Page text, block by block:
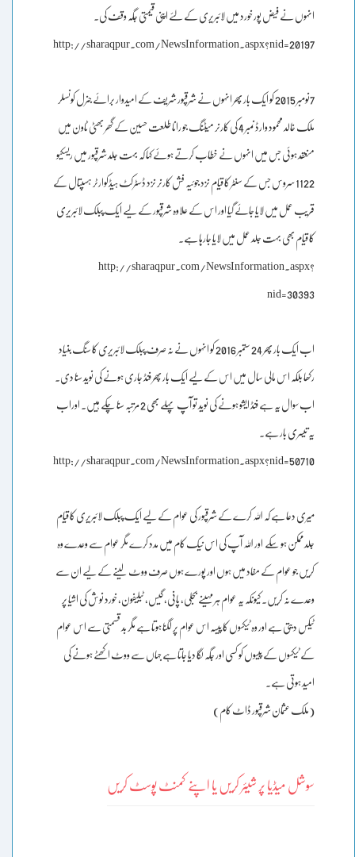
انہوں نے فیض پور خورد میں لائبریری کے لئے اپنی قیمتی جگہ وقف کی۔
http://sharaqpur.com/NewsInformation.aspx?nid=20197
7نومبر 2015 کو ایک بار پھر انہوں نے شرقپور شریف کے امیدوار برائے جنرل کونسلر
ملک خالد محمود وارڈ نمبر 4 کی کارنر میٹنگ جو رانا طلعت حسین کے گھر بھٹی ٹاون میں
منعقد ہوئی جس میں انہوں نے خطاب کرتے ہوئے کہا کہ بہت جلد شرقپور میں ریسکیو
1122 سروس جس کے سنٹر کا قیام نزد جوئیہ فش کارنر نزد ڈسٹرکٹ ہیڈکوارٹر ہسپتال کے
قریب عمل میں لایا جائے گیا اور اس کے علاوہ شرقپور کے لیے ایک پبلک لائبریری
کا قیام بھی بہت جلد عمل میں لایا جارہا ہے۔
http://sharaqpur.com/NewsInformation.aspx?
nid=30393
اب ایک بار پھر 24 ستمبر 2016 کو انہوں نے نہ صرف پبلک لائبریری کا سنگ بنیاد
رکھا بلکہ اس مالی سال میں اس کے لیے ایک بار پھر فنڈ جاری ہونے کی نوید سنا دی۔
اب سوال یہ ہے فنڈ ایشو ہونے کی نوید تو آپ پہلے بھی 2 مرتبہ سنا چکے ہیں۔ اوراب
یہ تیسری بار ہے۔
http://sharaqpur.com/NewsInformation.aspx?nid=50710
میری دعا ہے کہ اللہ کرے کے شرقپور کی عوام کے لیے ایک پبلک لائبریری کا قیام
جلد ممکن ہو سکے اور اللہ آپ کی اس نیک کام میں مدد کرے مگر عوام سے وعدے وہ
کریں جو عوام کے مفاد میں ہوں اور پورے ہوں صرف ووٹ لینے کے لیے ان سے
وعدے نہ کریں۔ کیونکہ یہ عوام ہر مہینے بجلی، پانی، گیس، ٹیلیفون، خورد نوش کی اشیا پر
ٹیکس دیتی ہے اور وہ ٹیکسوں کا پیسہ اس عوام پر لگنا ہوتا ہے مگر بد قسمتی سے اس عوام
کے ٹیکسوں کے پیسوں کو کسی اور جگہ لگا دیا جاتا ہے جہاں سے ووٹ اکھٹے ہونے کی
امید ہوتی ہے۔
(ملک عثمان شرقپور ڈاٹ کام)
سوشل میڈیا پر شیئر کریں یا اپنے کمنٹ پوسٹ کریں